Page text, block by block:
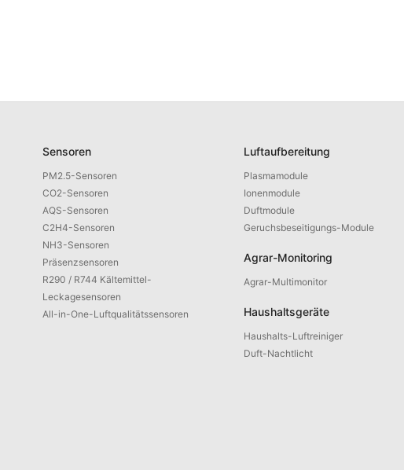
Sensoren
PM2.5-Sensoren
CO2-Sensoren
AQS-Sensoren
C2H4-Sensoren
NH3-Sensoren
Präsenzsensoren
R290 / R744 Kältemittel-
Leckagesensoren
All-in-One-Luftqualitätssensoren
Luftaufbereitung
Plasmamodule
Ionenmodule
Duftmodule
Geruchsbeseitigungs-Module
Agrar-Monitoring
Agrar-Multimonitor
Haushaltsgeräte
Haushalts-Luftreiniger
Duft-Nachtlicht